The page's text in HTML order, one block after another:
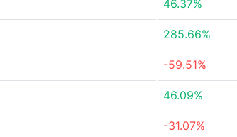
46.37%
285.66%
-59.51%
46.09%
-31.07%